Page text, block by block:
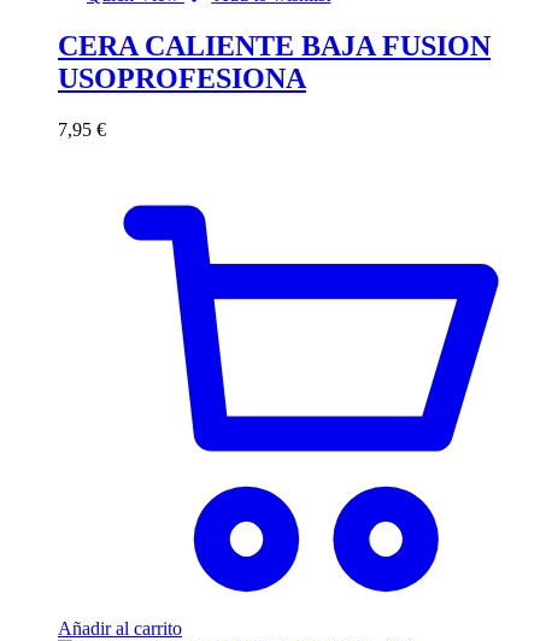
CERA CALIENTE BAJA FUSION
USOPROFESIONA
7,95 €
Añadir al carrito